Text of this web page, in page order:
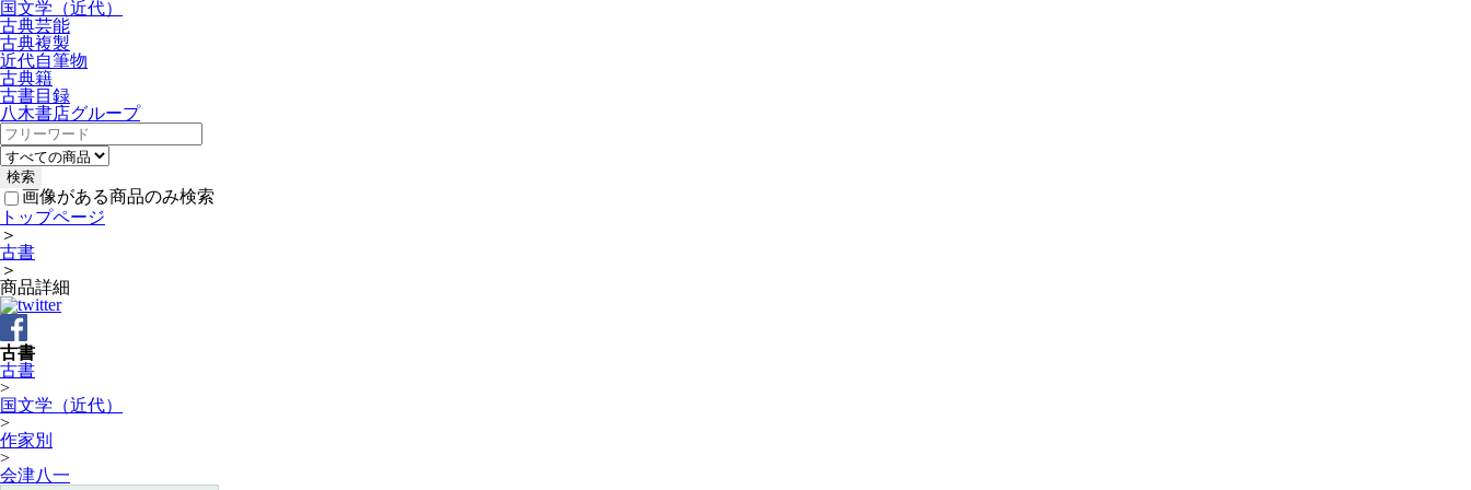
国文学（近代）
古典芸能
古典複製
近代自筆物
古典籍
古書目録
八木書店グループ
画像がある商品のみ検索
トップページ
＞
古書
＞
商品詳細
古書
古書
>
国文学（近代）
>
作家別
>
会津八一